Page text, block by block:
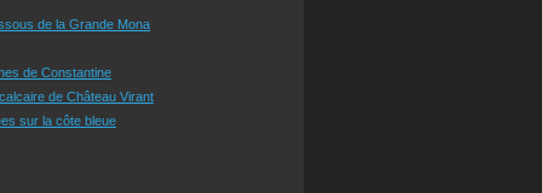
de la Grande Mona
de Constantine
de Château Virant
sur la côte bleue